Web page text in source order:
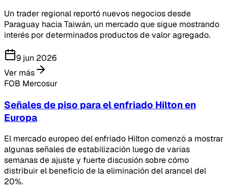
Un trader regional reportó nuevos negocios desde
Paraguay hacia Taiwán, un mercado que sigue mostrando
interés por determinados productos de valor agregado.
9 jun 2026
Ver más
FOB Mercosur
Señales de piso para el enfriado Hilton en
Europa
El mercado europeo del enfriado Hilton comenzó a mostrar
algunas señales de estabilización luego de varias
semanas de ajuste y fuerte discusión sobre cómo
distribuir el beneficio de la eliminación del arancel del
20%.